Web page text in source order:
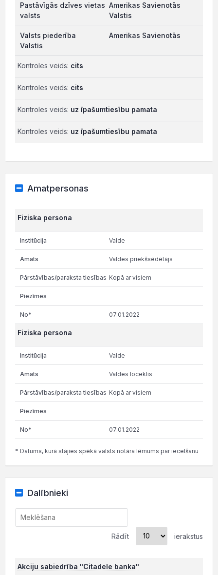
Amerikas Savienotās
Valstis
Amerikas Savienotās
Valstis
Kontroles veids: cits
Kontroles veids: cits
Kontroles veids: uz īpašumtiesību pamata
Kontroles veids: uz īpašumtiesību pamata
Amatpersonas
Fiziska persona
Valde
Valdes priekšsēdētājs
Kopā ar visiem
07.01.2022
Fiziska persona
Valde
Valdes loceklis
Kopā ar visiem
07.01.2022
* Datums, kurā stājies spēkā valsts notāra lēmums par iecelšanu
Dalībnieki
Rādīt ierakstus
Akciju sabiedrība "Citadele banka"